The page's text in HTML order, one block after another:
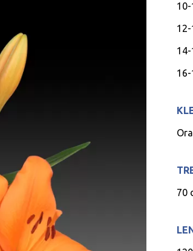
10-
12-
14-
16-
70